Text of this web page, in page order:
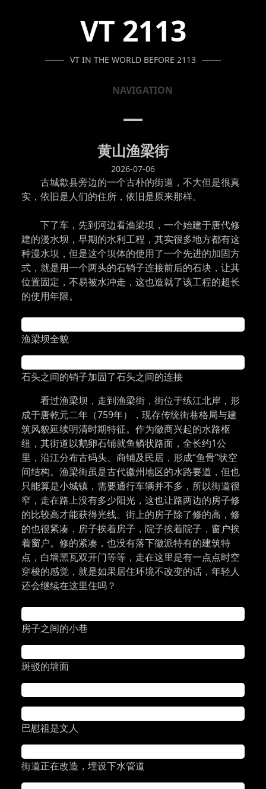
VT 2113
VT IN THE WORLD BEFORE 2113
NAVIGATION
黄山渔梁街
2026-07-06
古城歙县旁边的一个古朴的街道，不大但是很真
实，依旧是人们的住所，依旧是原来那样。
下了车，先到河边看渔梁坝，一个始建于唐代修
建的漫水坝，早期的水利工程，其实很多地方都有这
种漫水坝，但是这个坝体的使用了一个先进的加固方
式，就是用一个两头的石销子连接前后的石块，让其
位置固定，不易被水冲走，这也造就了该工程的超长
的使用年限。
渔梁坝全貌
石头之间的销子加固了石头之间的连接
看过渔梁坝，走到渔梁街，街位于练江北岸，形
成于唐乾元二年（759年），现存传统街巷格局与建
筑风貌延续明清时期特征。作为徽商兴起的水路枢
纽，其街道以鹅卵石铺就鱼鳞状路面，全长约1公
里，沿江分布古码头、商铺及民居，形成“鱼骨”状空
间结构。渔梁街虽是古代徽州地区的水路要道，但也
只能算是小城镇，需要通行车辆并不多，所以街道很
窄，走在路上没有多少阳光，这也让路两边的房子修
的比较高才能获得光线。街上的房子除了修的高，修
的也很紧凑，房子挨着房子，院子挨着院子，窗户挨
着窗户。修的紧凑，也没有落下徽派特有的建筑特
点，白墙黑瓦双开门等等，走在这里是有一点点时空
穿梭的感觉，就是如果居住环境不改变的话，年轻人
还会继续在这里住吗？
房子之间的小巷
斑驳的墙面
巴慰祖是文人
街道正在改造，埋设下水管道